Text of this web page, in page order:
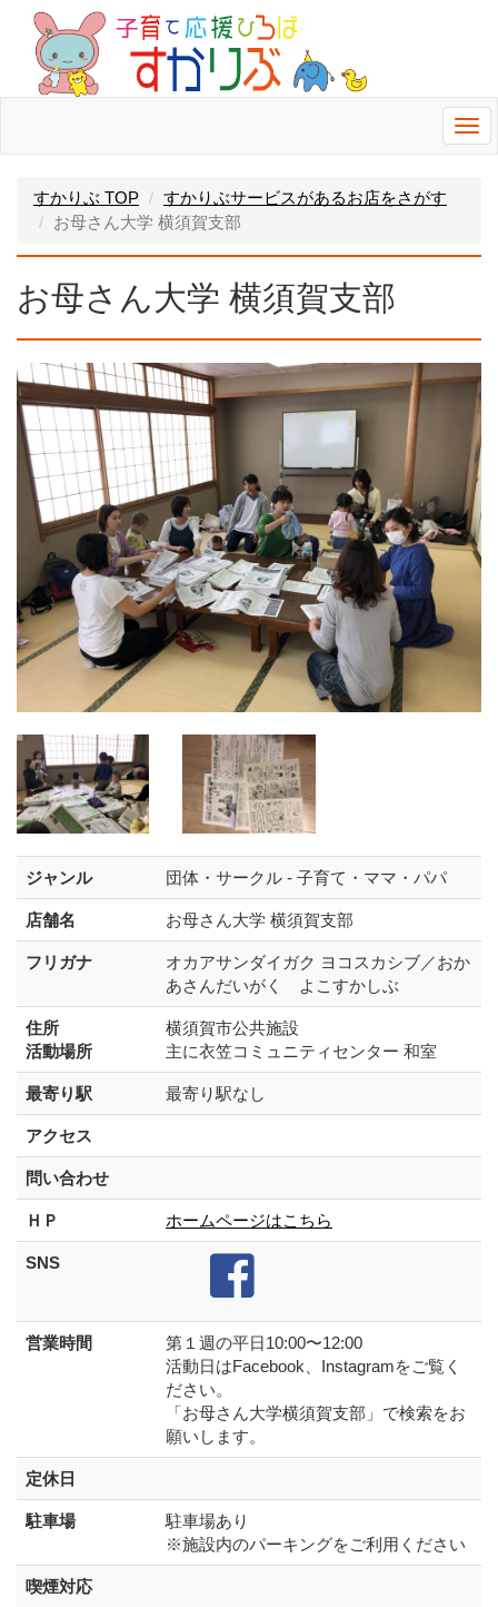
すかりぶ TOP
すかりぶサービスがあるお店をさがす
お母さん大学 横須賀支部
お母さん大学 横須賀支部
ジャンル 団体・サークル - 子育て・ママ・パパ
店舗名 お母さん大学 横須賀支部
フリガナ
オカアサンダイガク ヨコスカシブ／おか
あさんだいがく よこすかしぶ
住所
活動場所
横須賀市公共施設
主に衣笠コミュニティセンター 和室
最寄り駅 最寄り駅なし
アクセス
問い合わせ
ＨＰ ホームページはこちら
SNS
営業時間
第１週の平日10:00〜12:00
活動日はFacebook、Instagramをご覧く
ださい。
「お母さん大学横須賀支部」で検索をお
願いします。
定休日
駐車場
駐車場あり
※施設内のパーキングをご利用ください
喫煙対応